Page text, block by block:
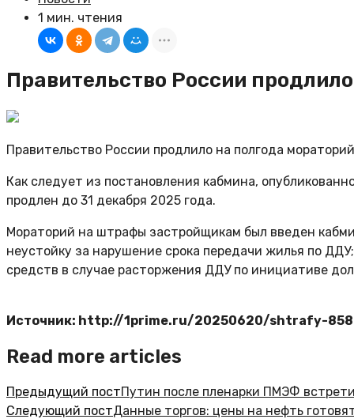
1 мин. чтения
Правительство России
Правительство России продлило на полгода
Как следует из постановления кабмина,
продлен до 31 декабря 2025 года.
Мораторий на штрафы застройщикам был введен
неустойку за нарушение срока передачи жилья по
средств в случае расторжения ДДУ по инициативе
Источник: http://1prime.ru/20250620/shtrafy-
Read more articles
Предыдущий постПутин после пленарки ПМЭФ
Следующий постДанные торгов: цены на нефть